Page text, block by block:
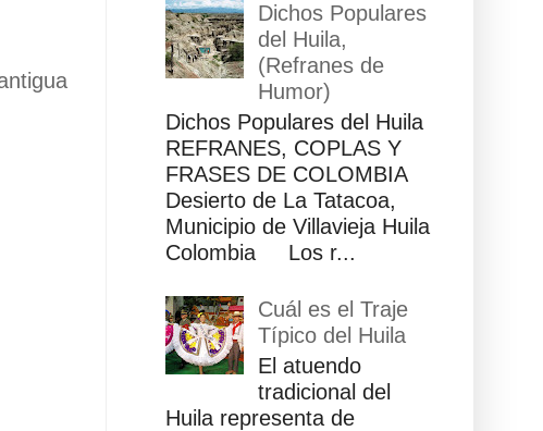
Dichos Populares
del Huila,
(Refranes de
Humor)
Dichos Populares del Huila
REFRANES, COPLAS Y
FRASES DE COLOMBIA
Desierto de La Tatacoa,
Municipio de Villavieja Huila
Colombia Los r...
Cuál es el Traje
Típico del Huila
El atuendo
tradicional del
Huila representa de